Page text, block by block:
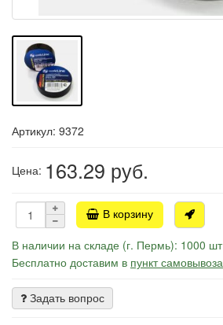
Артикул: 9372
Цена: 163.29 руб.
В корзину
В наличии на складе (г. Пермь): 1000 шт
Бесплатно доставим в пункт самовывоза
Задать вопрос